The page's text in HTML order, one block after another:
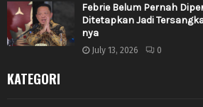
Febrie Belum Pernah
Ditetapkan Jadi
nya
July 13, 2026 0
KATEGORI